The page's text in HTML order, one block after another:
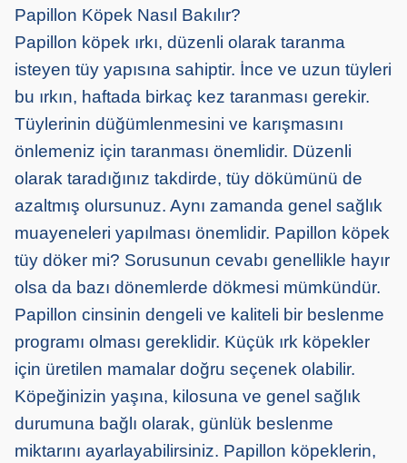
Papillon Köpek Nasıl Bakılır?
Papillon köpek ırkı, düzenli olarak taranma
isteyen tüy yapısına sahiptir. İnce ve uzun tüyleri
bu ırkın, haftada birkaç kez taranması gerekir.
Tüylerinin düğümlenmesini ve karışmasını
önlemeniz için taranması önemlidir. Düzenli
olarak taradığınız takdirde, tüy dökümünü de
azaltmış olursunuz. Aynı zamanda genel sağlık
muayeneleri yapılması önemlidir. Papillon köpek
tüy döker mi? Sorusunun cevabı genellikle hayır
olsa da bazı dönemlerde dökmesi mümkündür.
Papillon cinsinin dengeli ve kaliteli bir beslenme
programı olması gereklidir. Küçük ırk köpekler
için üretilen mamalar doğru seçenek olabilir.
Köpeğinizin yaşına, kilosuna ve genel sağlık
durumuna bağlı olarak, günlük beslenme
miktarını ayarlayabilirsiniz. Papillon köpeklerin,